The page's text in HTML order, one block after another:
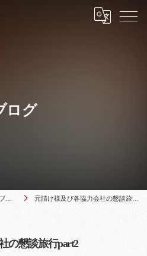
ログ
ブログ 元請け様及び各協力会社の懇談旅行part2
の懇談旅行part2